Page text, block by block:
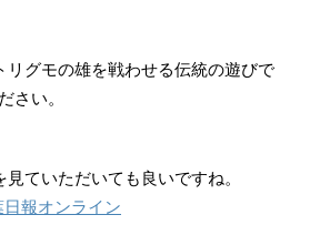
グモの雄を戦わせる伝統の遊びで
さい。
ていただいても良いですね。
報オンライン